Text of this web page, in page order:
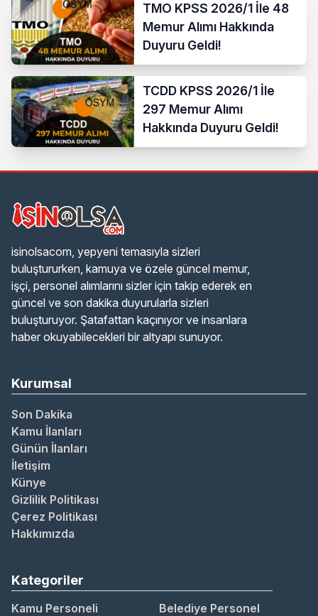
TMO KPSS 2026/1 İle 48
Memur Alımı Hakkında
Duyuru Geldi!
TCDD KPSS 2026/1 İle
297 Memur Alımı
Hakkında Duyuru Geldi!
isinolsacom, yepyeni temasıyla sizleri
buluştururken, kamuya ve özele güncel memur,
işçi, personel alımlarını sizler için takip ederek en
güncel ve son dakika duyurularla sizleri
buluşturuyor. Şatafattan kaçınıyor ve insanlara
haber okuyabilecekleri bir altyapı sunuyor.
Kurumsal
Son Dakika
Kamu İlanları
Günün İlanları
İletişim
Künye
Gizlilik Politikası
Çerez Politikası
Hakkımızda
Kategoriler
Kamu Personeli Belediye Personel